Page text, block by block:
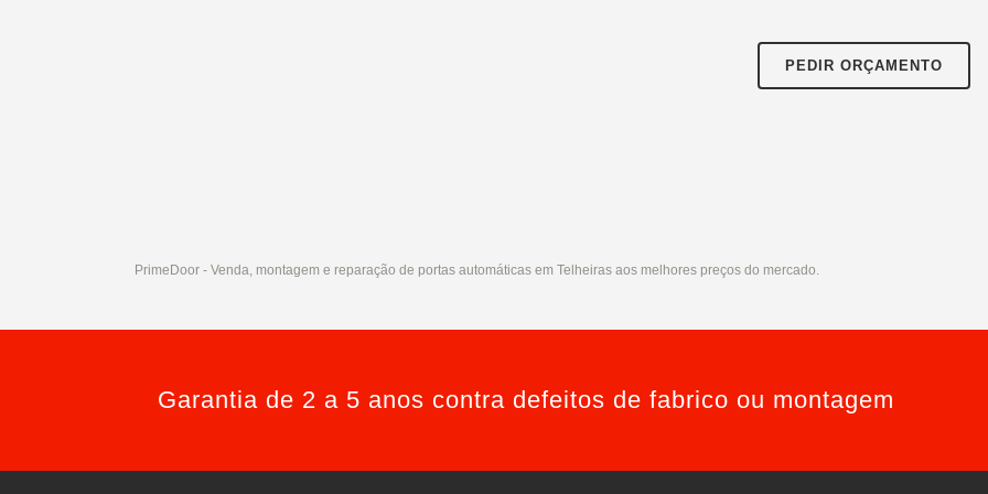
PEDIR ORÇAMENTO
PrimeDoor - Venda, montagem e reparação de portas automáticas em Telheiras aos melhores preços do mercado.
Garantia de 2 a 5 anos contra defeitos de fabrico ou montagem